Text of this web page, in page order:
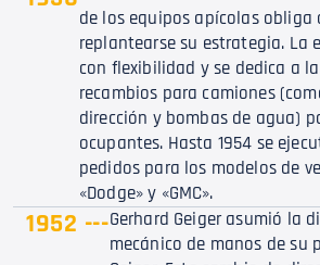
de los equipos apícolas obliga
replantearse su estrategia. La
con flexibilidad y se dedica a
recambios para camiones
dirección y bombas de agua)
ocupantes. Hasta 1954 se
pedidos para los modelos de
«Dodge» y «GMC».
1952 ---Gerhard Geiger asumió la
mecánico de manos de su